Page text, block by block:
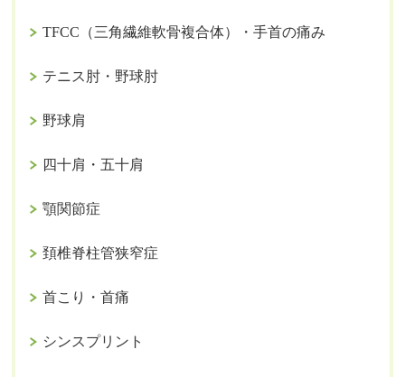
TFCC（三角繊維軟骨複合体）・手首の痛み
テニス肘・野球肘
野球肩
四十肩・五十肩
顎関節症
頚椎脊柱管狭窄症
首こり・首痛
シンスプリント